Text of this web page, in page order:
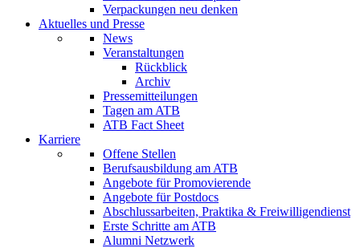
Verpackungen neu denken
Aktuelles und Presse
News
Veranstaltungen
Rückblick
Archiv
Pressemitteilungen
Tagen am ATB
ATB Fact Sheet
Karriere
Offene Stellen
Berufsausbildung am ATB
Angebote für Promovierende
Angebote für Postdocs
Abschlussarbeiten, Praktika & Freiwilligendienst
Erste Schritte am ATB
Alumni Netzwerk